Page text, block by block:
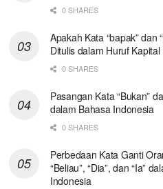
0 SHARES
Apakah Kata “bapak” dan
Ditulis dalam Huruf Kapital
0 SHARES
Pasangan Kata “Bukan”
dalam Bahasa Indonesia
0 SHARES
Perbedaan Kata Ganti
“Beliau”, “Dia”, dan “Ia”
Indonesia